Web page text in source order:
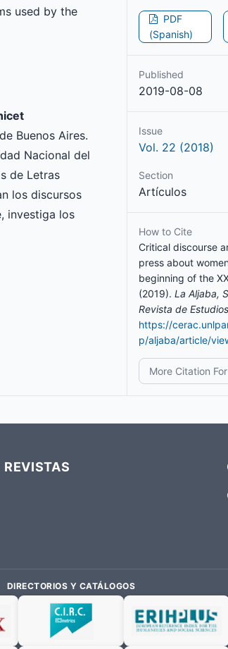
used by the
Buenos Aires.
Nacional del
de Letras
los discursos
investiga los
PDF
(Spanish)
Published
2019-08-08
Issue
Vol. 22 (2018)
Section
Artículos
How to Cite
Critical discourse
press about
beginning of the
(2019). La Aljaba,
Revista de
https://
p/aljaba/article/
More Citation
REVISTAS
DIRECTORIOS Y CATÁLOGOS